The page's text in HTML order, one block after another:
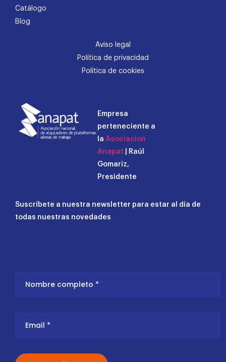
Catálogo
Blog
Aviso legal
Política de privacidad
Política de cookies
Empresa
perteneciente a
la Asociacion
Anapat | Raúl
Gomariz,
Presidente
Suscríbete a nuestra newsletter para estar al día de
todas nuestras novedades